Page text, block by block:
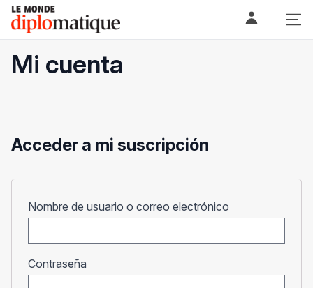
Skip
content
Le monde diplomatique
Mi cuenta
Acceder a mi suscripción
Nombre de usuario o correo electrónico
Contraseña